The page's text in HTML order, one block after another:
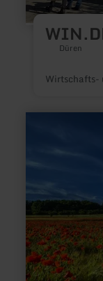
Düren
Wirtschafts-